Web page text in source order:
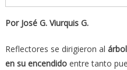
Por José G. Viurquis G.
Reflectores se dirigieron al
en su encendidoentre tanto